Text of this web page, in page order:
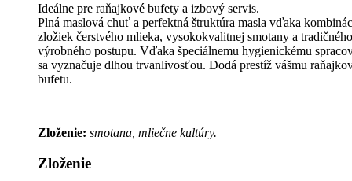
Ideálne pre raňajkové bufety a izbový servis.
Plná maslová chuť a perfektná štruktúra masla vďaka
zložiek čerstvého mlieka, vysokokvalitnej smotany a tradičného
výrobného postupu. Vďaka špeciálnemu hygienickému
sa vyznačuje dlhou trvanlivosťou. Dodá prestíž vášmu
bufetu.
Zloženie: smotana, mliečne kultúry.
Zloženie